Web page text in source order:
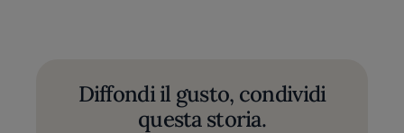
Diffondi il gusto, condividi
questa storia.